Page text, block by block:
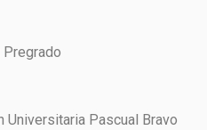
Pregrado
Universitaria Pascual Bravo